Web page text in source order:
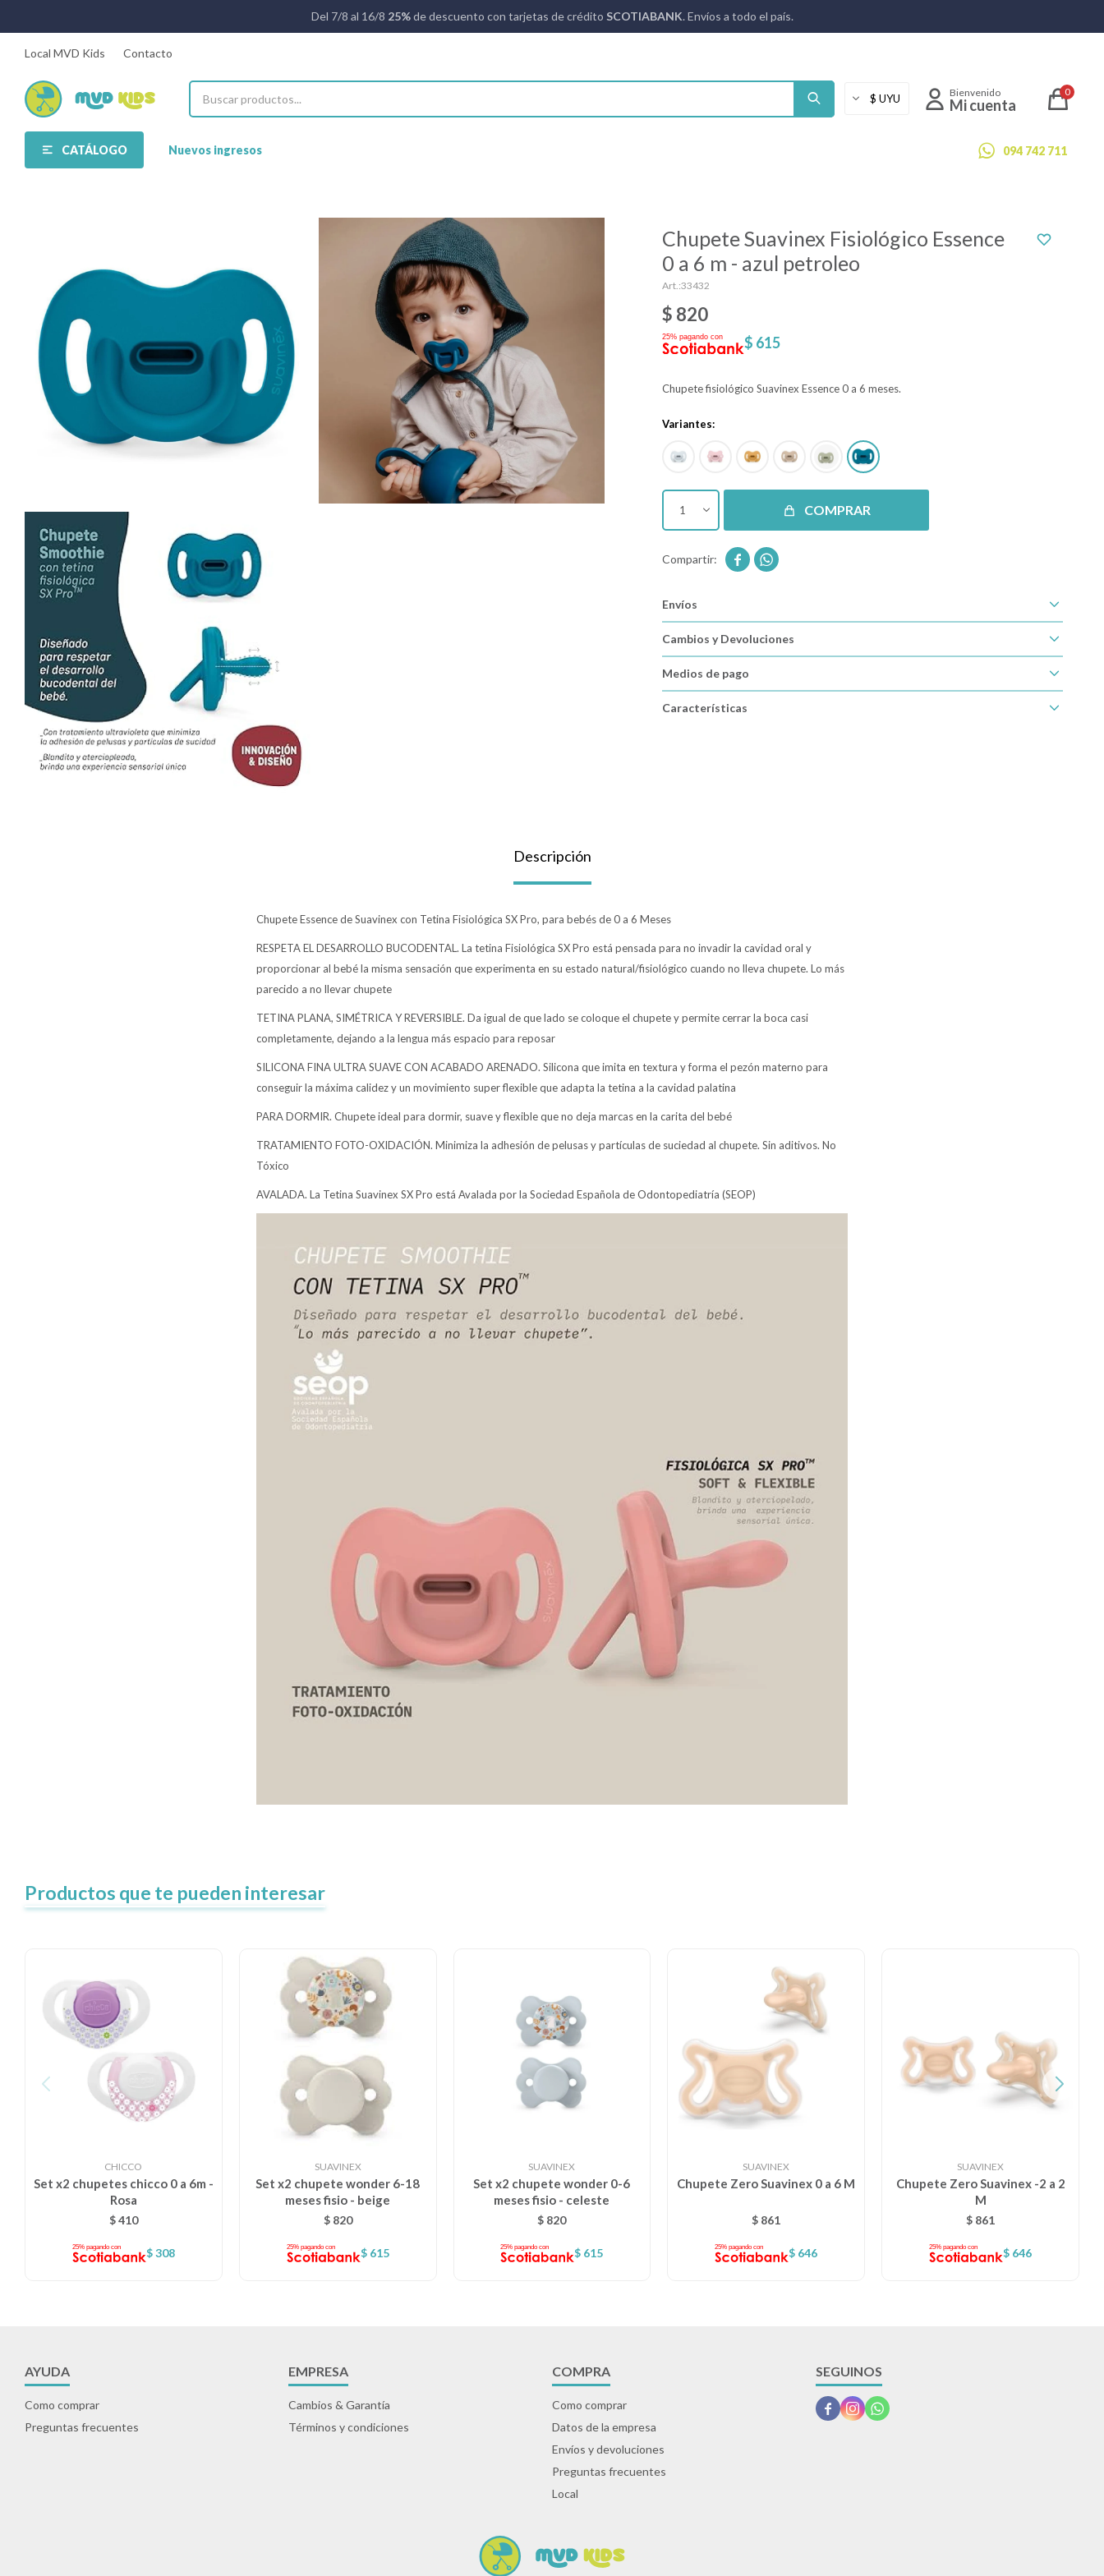
Del 7/8 al 16/8 25%de descuento con tarjetas de crédito SCOTIABANK. Envíos a todo el país.
CATÁLOGO Nuevos ingresos 094 742 711
0
Local MVD Kids Contacto
Chupete Suavinex Fisiológico Essence
0 a 6 m - azul petroleo
33432
$ 820
$ 615
Chupete fisiológico Suavinex Essence 0 a 6 meses.
Variantes:
1 COMPRAR
 
Envíos
Cambios y Devoluciones
Medios de pago
Características
Descripción
Chupete Essence de Suavinex con Tetina Fisiológica SX Pro, para bebés de 0 a 6 Meses
RESPETA EL DESARROLLO BUCODENTAL. La tetina Fisiológica SX Pro está pensada para no invadir la cavidad oral y
proporcionar al bebé la misma sensación que experimenta en su estado natural/fisiológico cuando no lleva chupete. Lo más
parecido a no llevar chupete
TETINA PLANA, SIMÉTRICA Y REVERSIBLE. Da igual de que lado se coloque el chupete y permite cerrar la boca casi
completamente, dejando a la lengua más espacio para reposar
SILICONA FINA ULTRA SUAVE CON ACABADO ARENADO. Silicona que imita en textura y forma el pezón materno para
conseguir la máxima calidez y un movimiento super flexible que adapta la tetina a la cavidad palatina
PARA DORMIR. Chupete ideal para dormir, suave y flexible que no deja marcas en la carita del bebé
TRATAMIENTO FOTO-OXIDACIÓN. Minimiza la adhesión de pelusas y partículas de suciedad al chupete. Sin aditivos. No
Tóxico
AVALADA. La Tetina Suavinex SX Pro está Avalada por la Sociedad Española de Odontopediatría (SEOP)
Productos que te pueden interesar
CHICCO
Set x2 chupetes chicco 0 a 6m -
Rosa
$410
$308
SUAVINEX
Set x2 chupete wonder 6-18
meses fisio - beige
$ 820
$ 615
SUAVINEX
Set x2 chupete wonder 0-6
meses fisio - celeste
$ 820
$ 615
SUAVINEX
Chupete Zero Suavinex 0 a 6 M
$ 861
$ 646
SUAVINEX
Chupete Zero Suavinex -2 a 2
M
$ 861
$ 646
AYUDA
Como comprar
Preguntas frecuentes
EMPRESA
Cambios & Garantía
Términos y condiciones
COMPRA
Como comprar
Datos de la empresa
Envíos y devoluciones
Preguntas frecuentes
Local
SEGUINOS
  